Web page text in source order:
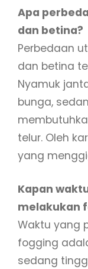
Apa
dan betina?
Perbedaan
dan betina
Nyamuk
bunga,
telur. Oleh
yang
Kapan
melakukan
Waktu yang
fogging
sedang